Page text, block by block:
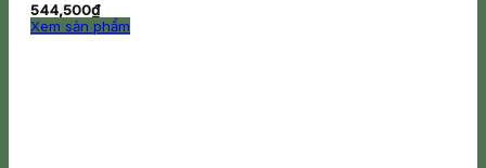
544,500₫
Xem sản phẩm